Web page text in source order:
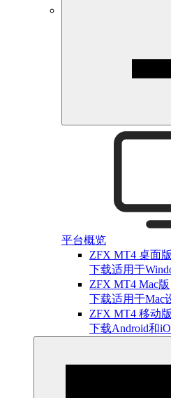
平台概览
ZFX MT4 桌面版
下载适用于
ZFX MT4 Mac版
下载适用于Mac
ZFX MT4 移动版
下载Android和